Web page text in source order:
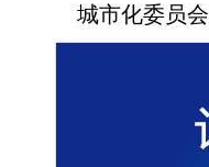
城市化委员会